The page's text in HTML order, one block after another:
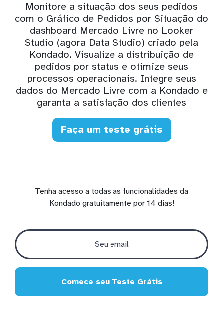
Monitore a situação dos seus pedidos
com o Gráfico de Pedidos por Situação do
dashboard Mercado Livre no Looker
Studio (agora Data Studio) criado pela
Kondado. Visualize a distribuição de
pedidos por status e otimize seus
processos operacionais. Integre seus
dados do Mercado Livre com a Kondado e
garanta a satisfação dos clientes
Faça um teste grátis
Tenha acesso a todas as funcionalidades da
Kondado gratuitamente por 14 dias!
Comece seu Teste Grátis